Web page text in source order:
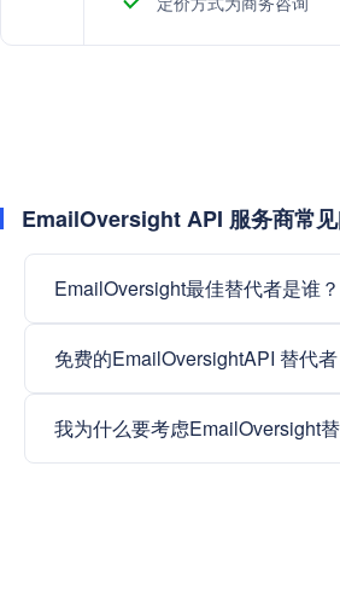
EmailOversight API 服务商常
EmailOversight最佳替代者是谁？
免费的EmailOversightAPI 替代者
我为什么要考虑EmailOversight